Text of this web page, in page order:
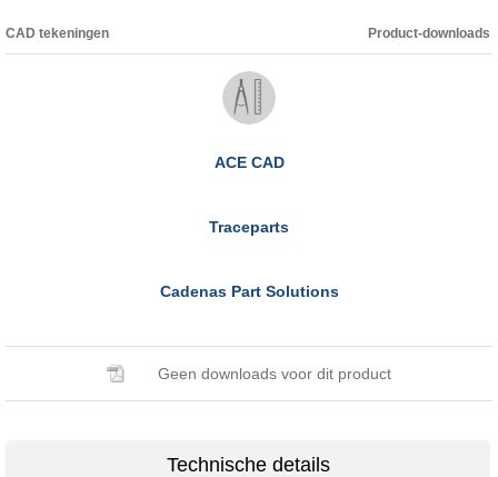
CAD tekeningen Product-downloads
ACE CAD
Traceparts
Cadenas Part Solutions
Geen downloads voor dit product
Technische details